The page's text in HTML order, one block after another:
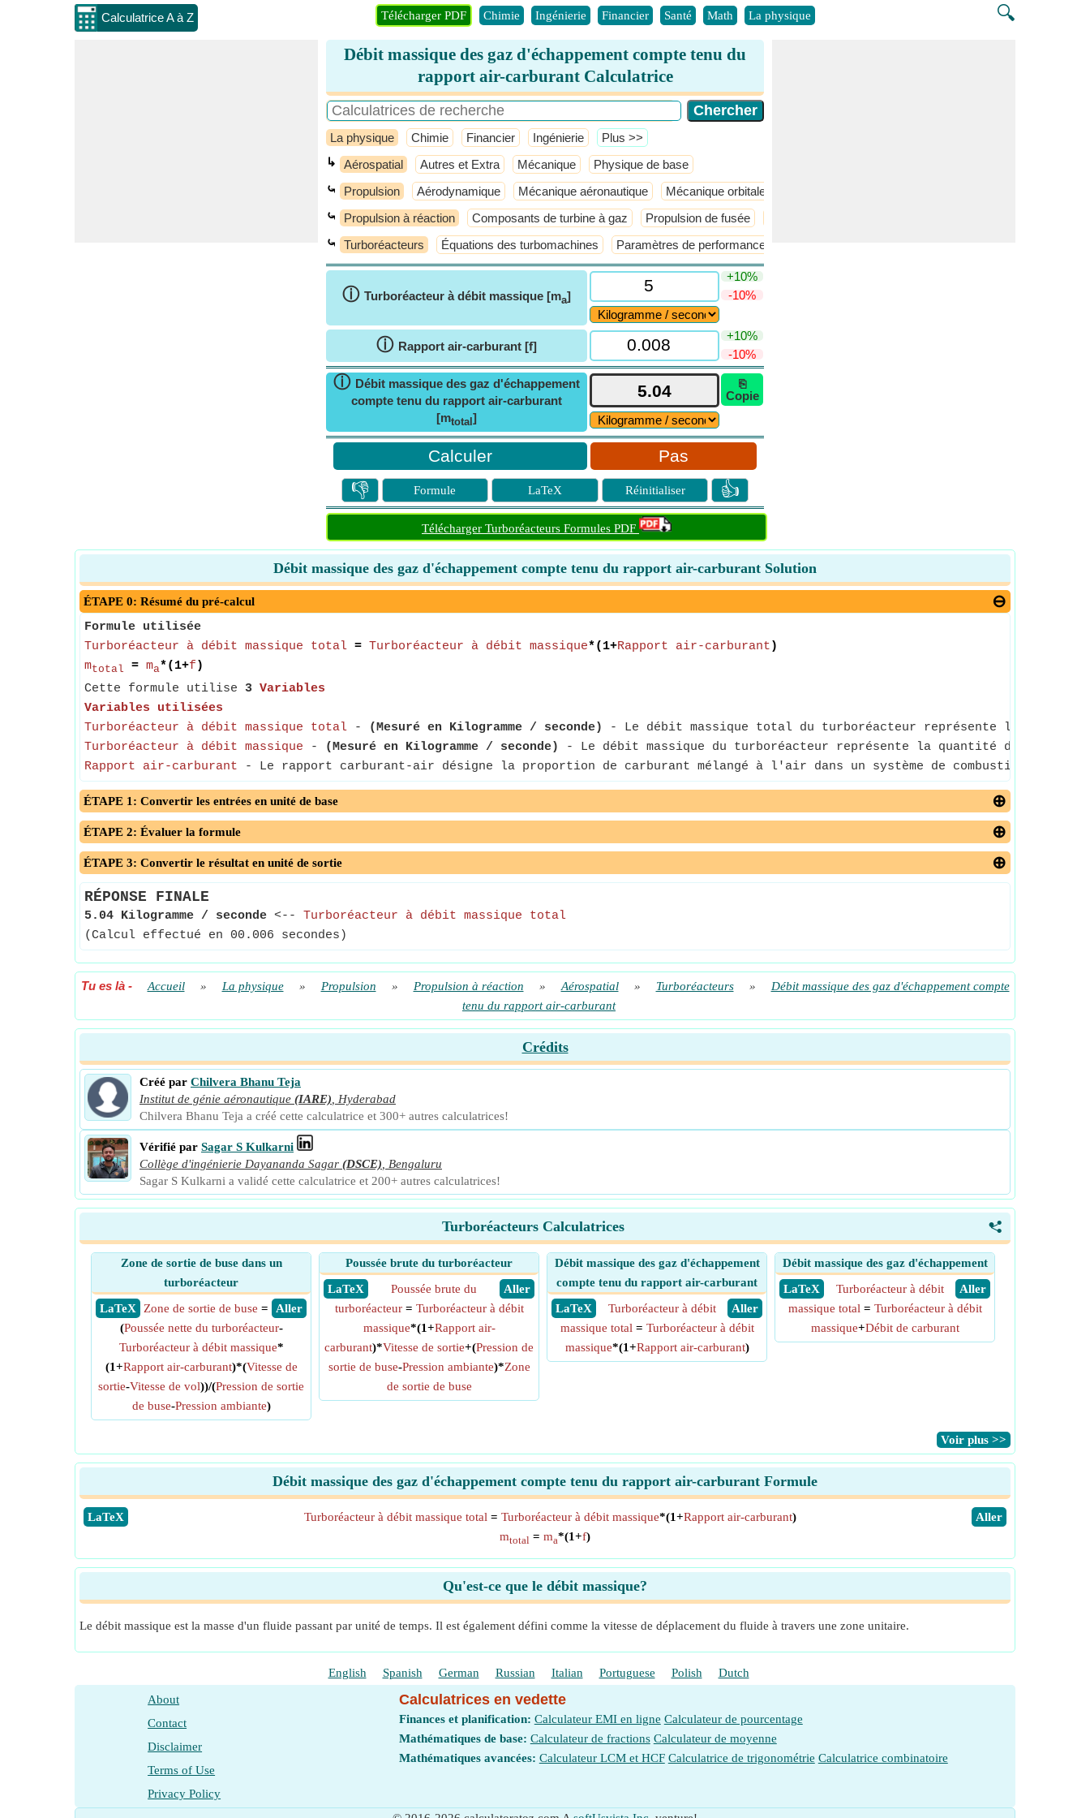
Calculatrice A à Z 🔍
Télécharger PDF Chimie Ingénierie Financier Santé Math La physique
Débit massique des gaz d'échappement compte tenu du
rapport air-carburant Calculatrice
La physique Chimie Financier Ingénierie ​Plus >>
↳ Aérospatial Autres et Extra Mécanique Physique de base
⤿ Propulsion Aérodynamique Mécanique aéronautique Mécanique orbitale
⤿ Propulsion à réaction Composants de turbine à gaz Propulsion de fusée
⤿ Turboréacteurs Équations des turbomachines Paramètres de performance
ⓘ Turboréacteur à débit massique [ma]
+10%
-10%
ⓘ Rapport air-carburant [f]
+10%
-10%
ⓘ Débit massique des gaz d'échappement
compte tenu du rapport air-carburant
[mtotal ]
⎘
Copie
Pas
👎 Formule LaTeX Réinitialiser 👍
Télécharger Turboréacteurs Formules PDF
Débit massique des gaz d'échappement compte tenu du rapport air-carburant Solution
ÉTAPE 0: Résumé du pré-calcul
Formule utilisée
Turboréacteur à débit massique total = Turboréacteur à débit massique*(1+Rapport air-carburant )
mtotal = ma*(1+f )
Cette formule utilise 3 Variables
Variables utilisées
Turboréacteur à débit massique total - (Mesuré en Kilogramme / seconde)
- Le débit massique total du turboréacteur représente la
Turboréacteur à débit massique - (Mesuré en Kilogramme / seconde)
- Le débit massique du turboréacteur représente la quantité d'air
Rapport air-carburant - Le rapport carburant-air désigne la proportion de carburant mélangé à l'air dans un système de combustion.
ÉTAPE 1: Convertir les entrées en unité de base
ÉTAPE 2: Évaluer la formule
ÉTAPE 3: Convertir le résultat en unité de sortie
RÉPONSE FINALE
5.04 Kilogramme / seconde <-- Turboréacteur à débit massique total
(Calcul effectué en 00.006 secondes)
Tu es là- Accueil » La physique » Propulsion » Propulsion à réaction » Aérospatial » Turboréacteurs »
Débit massique des gaz d'échappement compte
tenu du rapport air-carburant
Crédits
Créé par Chilvera Bhanu Teja
Institut de génie aéronautique (IARE)
Hyderabad
Chilvera Bhanu Teja a créé cette calculatrice et 300+ autres calculatrices!
Vérifié par Sagar S Kulkarni
Collège d'ingénierie Dayananda Sagar (DSCE)
Bengaluru
Sagar S Kulkarni a validé cette calculatrice et 200+ autres calculatrices!
<
Turboréacteurs Calculatrices
Zone de sortie de buse dans un
turboréacteur
​ LaTeX
​ Aller
Zone de sortie de buse =
(Poussée nette du turboréacteur-
Turboréacteur à débit massique*
(1+Rapport air-carburant)*(Vitesse de
sortie-Vitesse de vol))/(Pression de sortie
de buse-Pression ambiante)
Poussée brute du turboréacteur
​ LaTeX
​ Aller
Poussée brute du
turboréacteur= Turboréacteur à débit
massique*(1+Rapport air-
carburant)*Vitesse de sortie+(Pression de
sortie de buse-Pression ambiante)*Zone
de sortie de buse
Débit massique des gaz d'échappement
compte tenu du rapport air-carburant
​ LaTeX
​ Aller
Turboréacteur à débit
massique total = Turboréacteur à débit
massique*(1+Rapport air-carburant)
Débit massique des gaz d'échappement
​ LaTeX
​ Aller
Turboréacteur à débit
massique total = Turboréacteur à débit
massique+Débit de carburant
​Voir plus >>
Débit massique des gaz d'échappement compte tenu du rapport air-carburant Formule
​LaTeX ​Aller
Turboréacteur à débit massique total = Turboréacteur à débit massique*(1+Rapport air-carburant)
mtotal = ma*(1+f)
Qu'est-ce que le débit massique?
Le débit massique est la masse d'un fluide passant par unité de temps. Il est également défini comme la vitesse de déplacement du fluide à travers une zone unitaire.
English Spanish German Russian Italian Portuguese Polish Dutch
About
Contact
Disclaimer
Terms of Use
Privacy Policy
Calculatrices en vedette
Finances et planification: Calculateur EMI en ligne Calculateur de pourcentage
Mathématiques de base: Calculateur de fractions Calculateur de moyenne
Mathématiques avancées: Calculateur LCM et HCF Calculatrice de trigonométrie Calculatrice combinatoire